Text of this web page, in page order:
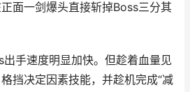
面一剑爆头直接斩掉Boss三分其
手速度明显加快。但趁着血量见
挡决定因素技能，并趁机完成“减